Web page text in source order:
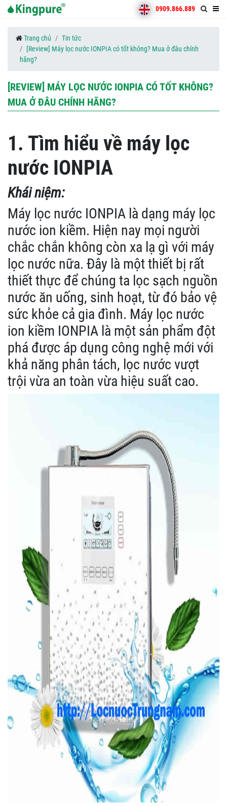
0909.866.889
Trang chủ
Tin tức
[Review] Máy lọc nước IONPIA có tốt không? Mua ở đâu chính
hãng?
[REVIEW] MÁY LỌC NƯỚC IONPIA CÓ TỐT KHÔNG?
MUA Ở ĐÂU CHÍNH HÃNG?
1. Tìm hiểu về máy lọc
nước IONPIA
Khái niệm:
Máy lọc nước IONPIA là dạng máy lọc
nước ion kiềm. Hiện nay mọi người
chắc chắn không còn xa lạ gì với máy
lọc nước nữa. Đây là một thiết bị rất
thiết thực để chúng ta lọc sạch nguồn
nước ăn uống, sinh hoạt, từ đó bảo vệ
sức khỏe cả gia đình. Máy lọc nước
ion kiềm IONPIA là một sản phẩm đột
phá được áp dụng công nghệ mới với
khả năng phân tách, lọc nước vượt
trội vừa an toàn vừa hiệu suất cao.